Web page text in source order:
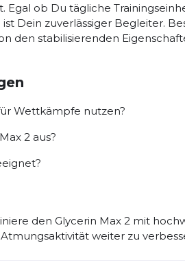
ob Du tägliche
Dein zuverlässiger Begleiter.
den stabilisierenden
Wettkämpfe nutzen?
2 aus?
den Glycerin Max 2 mit
weiter zu